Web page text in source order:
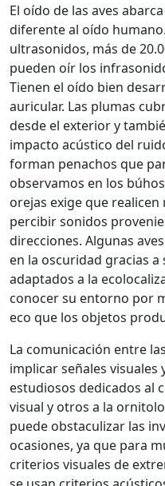
El oído de las aves
diferente al oído
ultrasonidos, más de
pueden oír los
Tienen el oído bien
auricular. Las plumas
desde el exterior y
impacto acústico del
forman penachos que
observamos en los
orejas exige que
percibir sonidos
direcciones. Algunas
en la oscuridad gracias
adaptados a la
conocer su entorno por
eco que los objetos
La comunicación entre
implicar señales
estudiosos dedicados al
visual y otros a la
puede obstaculizar las
ocasiones, ya que para
criterios visuales de